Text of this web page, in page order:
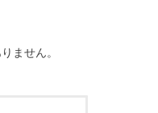
ません。